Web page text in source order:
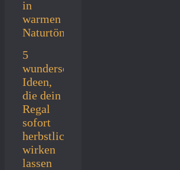
5
wunderschöne
Ideen,
die dein
Regal
sofort
herbstlich
wirken
lassen